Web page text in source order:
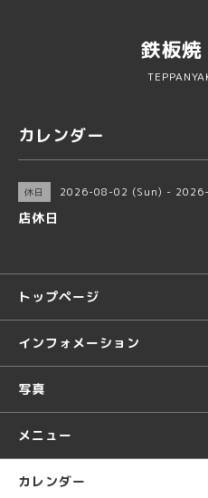
鉄板
カレンダー
休日 2026-08-02 (Sun) -
店休日
トップページ
インフォメーション
写真
メニュー
カレンダー